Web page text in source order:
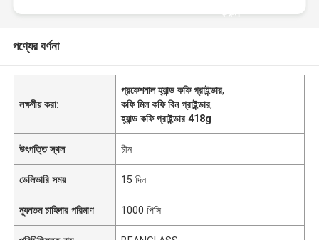
করুন
পণ্যের বর্ণনা
লক্ষণীয় করা:
প্রফেশনাল হ্যান্ড কফি গ্রাইন্ডার,
কফি মিল কফি বিন গ্রাইন্ডার,
হ্যান্ড কফি গ্রাইন্ডার 418g
উৎপত্তি স্থল চীন
ডেলিভারি সময় 15 দিন
ন্যূনতম চাহিদার পরিমাণ 1000 পিসি